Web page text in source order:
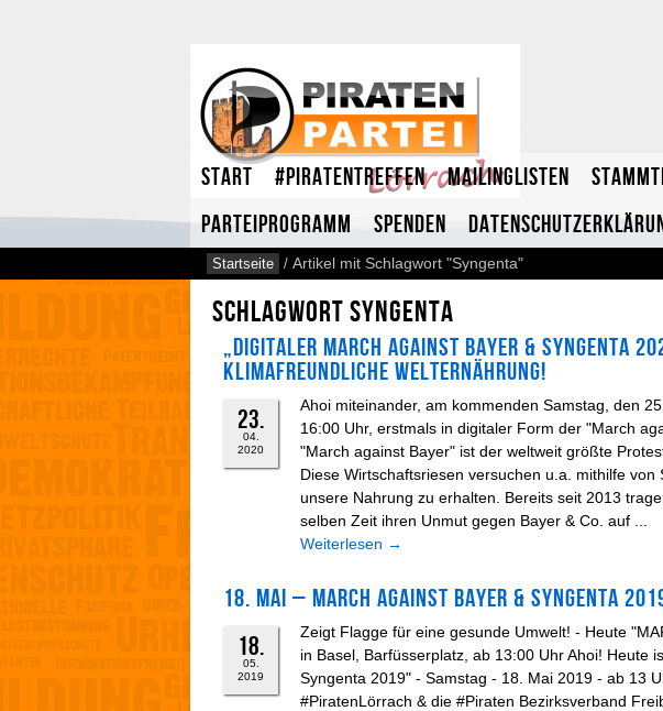
Start #Piratentreffen Mailinglisten
Parteiprogramm
Spenden
Startseite / Artikel mit Schlagwort "Syngenta"
Schlagwort Syngenta
„Digitaler March against Bayer & Syngenta
Klimafreundliche Welternährung!
23.
04.
2020
Ahoi miteinander, am kommenden Samstag, den
16:00 Uhr, erstmals in digitaler Form der "March
"March against Bayer" ist der weltweit größte
Diese Wirtschaftsriesen versuchen u.a. mithilfe
unsere Nahrung zu erhalten. Bereits seit 2013
selben Zeit ihren Unmut gegen Bayer & Co. auf ...
Weiterlesen →
18. Mai – March against Bayer & Syngenta
18.
05.
2019
Zeigt Flagge für eine gesunde Umwelt! - Heute
in Basel, Barfüsserplatz, ab 13:00 Uhr Ahoi! Heute
Syngenta 2019" - Samstag - 18. Mai 2019 - ab 13
#PiratenLörrach & die #Piraten Bezirksverband